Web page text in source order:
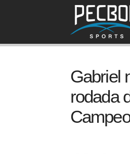
Gabriel
rodada